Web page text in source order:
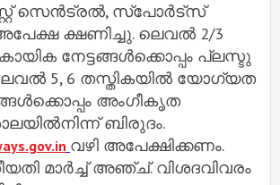
സെൻട്രൽ, സ്പോർട്സ്
ക്ഷണിച്ചു. ലെവൽ 2/3
നേട്ടങ്ങൾക്കൊപ്പം പ്ലസ്ടു
5, 6 തസ്തികയിൽ യോഗ്യത
അംഗീകൃത
ബിരുദം.
വഴി അപേക്ഷിക്കണം.
മാർച്ച് അഞ്ച്. വിശദവിവരം